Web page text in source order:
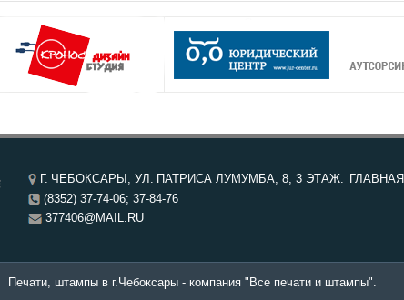
Г. ЧЕБОКСАРЫ, УЛ. ПАТРИСА ЛУМУМБА, 8, 3 ЭТАЖ.
(8352) 37-74-06; 37-84-76
377406@MAIL.RU
ГЛАВНАЯ
Печати, штампы в г.Чебоксары - компания "Все печати и штампы".